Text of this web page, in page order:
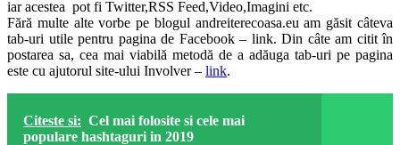
iar acestea pot fi Twitter,RSS Feed,Video,Imagini etc.
Fără multe alte vorbe pe blogul andreiterecoasa.eu am găsit câteva
tab-uri utile pentru pagina de Facebook – link. Din câte am citit în
postarea sa, cea mai viabilă metodă de a adăuga tab-uri pe pagina
este cu ajutorul site-ului Involver – link.
Citeste si: Cel mai folosite si cele mai
populare hashtaguri in 2019